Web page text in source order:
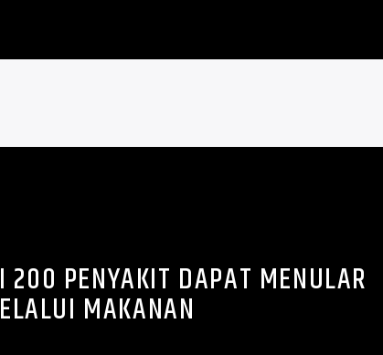
200 PENYAKIT DAPAT MENULAR
MAKANAN